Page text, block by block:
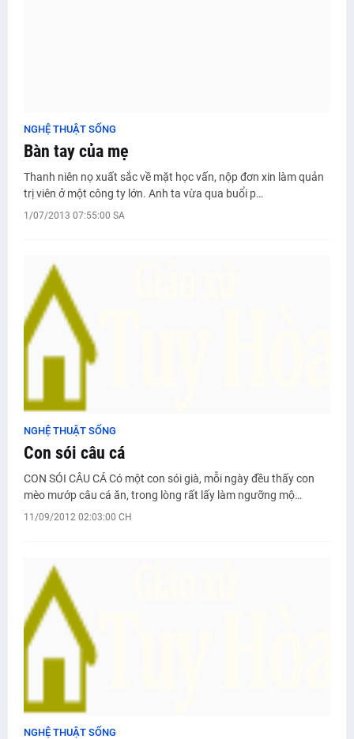
NGHỆ THUẬT SỐNG
Bàn tay của mẹ
Thanh niên nọ xuất sắc về mặt học vấn, nộp đơn xin làm quản
trị viên ở một công ty lớn. Anh ta vừa qua buổi p…
1/07/2013 07:55:00 SA
NGHỆ THUẬT SỐNG
Con sói câu cá
CON SÓI CÂU CÁ Có một con sói già, mỗi ngày đều thấy con
mèo mướp câu cá ăn, trong lòng rất lấy làm ngưỡng mộ…
11/09/2012 02:03:00 CH
NGHỆ THUẬT SỐNG